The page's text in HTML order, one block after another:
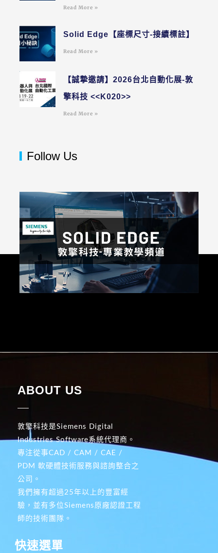
Read More »
Solid Edge【座標尺寸-接續標註】
Read More »
【誠摯邀請】2026台北自動化展-敦
擎科技 <<K020>>
Read More »
Follow Us
ABOUT US
敦擎科技是Siemens Digital
Industries Software系統代理商。
專注從事CAD / CAM / CAE /
PDM 軟硬體技術服務與諮詢整合之
公司。
我們擁有超過25年以上的豐富經
驗，並有多位Siemens原廠認證工程
師的技術團隊。
快速選單